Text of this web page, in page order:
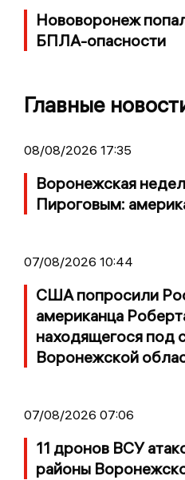
Нововоронеж
БПЛА-опасности
Главные
08/08/2026 17:35
Воронежская
Пироговым:
07/08/2026 10:44
США попросили
американца
находящегося под
Воронежской
07/08/2026 07:06
11 дронов ВСУ
районы